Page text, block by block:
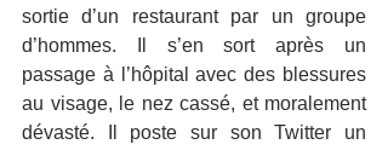
sortie d’un restaurant par un groupe
d’hommes. Il s’en sort après un
passage à l’hôpital avec des blessures
au visage, le nez cassé, et moralement
dévasté. Il poste sur son Twitter un